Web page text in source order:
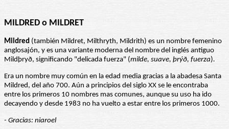
MILDRED o MILDRET
Mildred (también Mildret, Milthryth, Mildrith) es un nombre femenino
anglosajón, y es una variante moderna del nombre del inglés antiguo
Mildþryð, significando "delicada fuerza" (milde, suave, þrýð, fuerza).
Era un nombre muy común en la edad media gracias a la abadesa Santa
Mildred, del año 700. Aún a principios del siglo XX se le encontraba
entre los primeros 10 nombres mas comunes, aunque su uso ha ido
decayendo y desde 1983 no ha vuelto a estar entre los primeros 1000.
- Gracias: niaroel